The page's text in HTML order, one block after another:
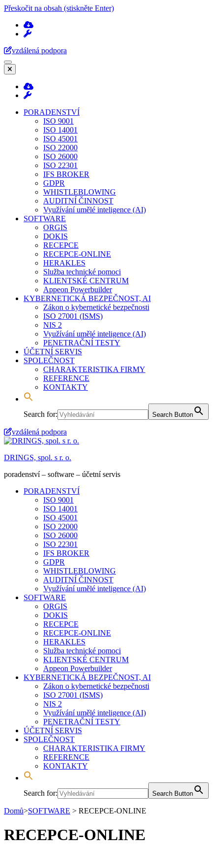
Přeskočit na obsah (stiskněte Enter)
vzdálená podpora
PORADENSTVÍ
ISO 9001
ISO 14001
ISO 45001
ISO 22000
ISO 26000
ISO 22301
IFS BROKER
GDPR
WHISTLEBLOWING
AUDITNÍ ČINNOST
Využívání umělé inteligence (AI)
SOFTWARE
ORGIS
DOKIS
RECEPCE
RECEPCE-ONLINE
HERAKLES
Služba technické pomoci
KLIENTSKÉ CENTRUM
Appeon Powerbuilder
KYBERNETICKÁ BEZPEČNOST, AI
Zákon o kybernetické bezpečnosti
ISO 27001 (ISMS)
NIS 2
Využívání umělé inteligence (AI)
PENETRAČNÍ TESTY
ÚČETNÍ SERVIS
SPOLEČNOST
CHARAKTERISTIKA FIRMY
REFERENCE
KONTAKTY
Search for: Search Button
vzdálená podpora
DRINGS, spol. s r. o.
poradenství – software – účetní servis
PORADENSTVÍ
ISO 9001
ISO 14001
ISO 45001
ISO 22000
ISO 26000
ISO 22301
IFS BROKER
GDPR
WHISTLEBLOWING
AUDITNÍ ČINNOST
Využívání umělé inteligence (AI)
SOFTWARE
ORGIS
DOKIS
RECEPCE
RECEPCE-ONLINE
HERAKLES
Služba technické pomoci
KLIENTSKÉ CENTRUM
Appeon Powerbuilder
KYBERNETICKÁ BEZPEČNOST, AI
Zákon o kybernetické bezpečnosti
ISO 27001 (ISMS)
NIS 2
Využívání umělé inteligence (AI)
PENETRAČNÍ TESTY
ÚČETNÍ SERVIS
SPOLEČNOST
CHARAKTERISTIKA FIRMY
REFERENCE
KONTAKTY
Search for: Search Button
Domů>SOFTWARE > RECEPCE-ONLINE
RECEPCE-ONLINE